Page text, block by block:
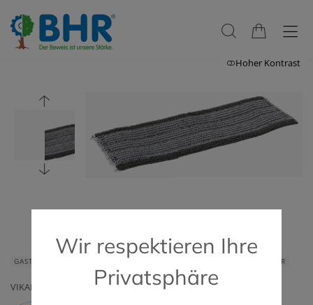
Hoher Kontrast
GASTRONOMIE & HOTELLERIE GERÄTE & ZUBEHÖR
VIKAN
Wir respektieren Ihre
Privatsphäre